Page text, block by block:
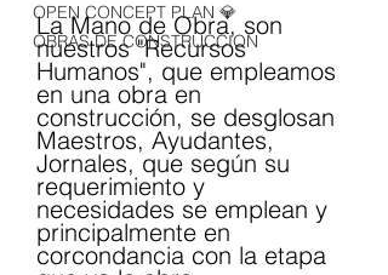
OPEN CONCEPT PLAN 💎
OBRAS DE CONSTRUCCION
La Mano de Obra, son
nuestros "Recursos
Humanos", que empleamos
en una obra en
construcción, se desglosan
Maestros, Ayudantes,
Jornales, que según su
requerimiento y
necesidades se emplean y
principalmente en
corcondancia con la etapa